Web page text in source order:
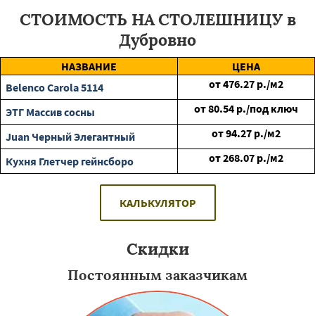
СТОИМОСТЬ НА СТОЛЕШНИЦУ в
Дубровно
НАЗВАНИЕ
ЦЕНА
Belenco Carola 5114
от476.27 р./м2
ЭТГ Массив сосны
от80.54 р./под ключ
Juan Черный Элегантный
от94.27 р./м2
Кухня Глетчер гейнсборо
от268.07 р./м2
КАЛЬКУЛЯТОР
Скидки
Постоянным заказчикам